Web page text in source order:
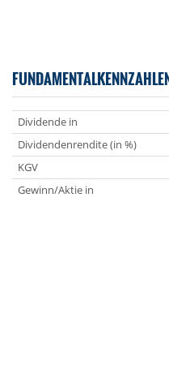
Dividende in
Dividendenrendite (in %)
KGV
Gewinn/Aktie in